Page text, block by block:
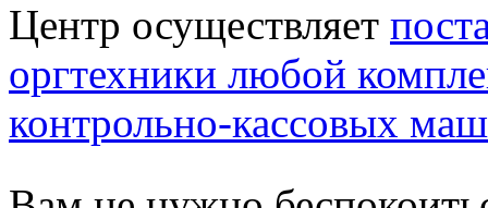
Центр осуществляет
оргтехники любой
контрольно-кассовых